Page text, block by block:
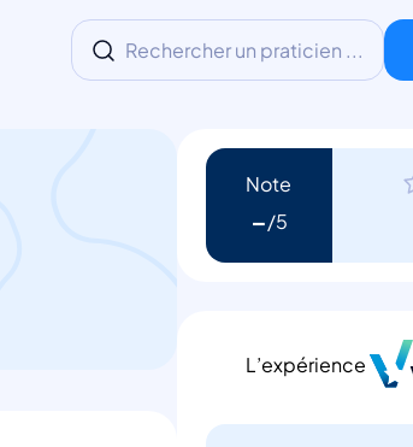
Rechercher un praticien ...
Note
-
L’expérience